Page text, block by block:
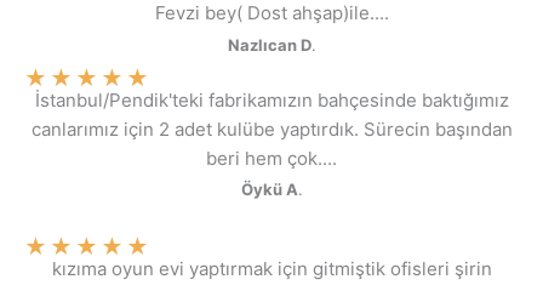
Fevzi bey( Dost ahşap)ile....
Nazlıcan D.
★ ★ ★ ★ ★
İstanbul/Pendik'teki fabrikamızın bahçesinde baktığımız
canlarımız için 2 adet kulübe yaptırdık. Sürecin başından
beri hem çok....
Öykü A.
★ ★ ★ ★ ★
kızıma oyun evi yaptırmak için gitmiştik ofisleri şirin